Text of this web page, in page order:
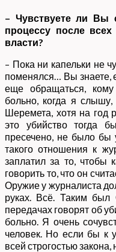
– Чувствуете ли Вы
процессу после
власти?
– Пока ни капельки не
поменялся… Вы знаете,
еще обращаться,
больно, когда я
Шеремета, хотя на год
это убийство тогда
пресечено, не было
такого отношения к
заплатил за то, чтобы
говорить то, что он
Оружие у журналиста
руках. Всё. Таким был
передачах говорят об
больно. Я очень
человек. Но если бы к
всей строгостью